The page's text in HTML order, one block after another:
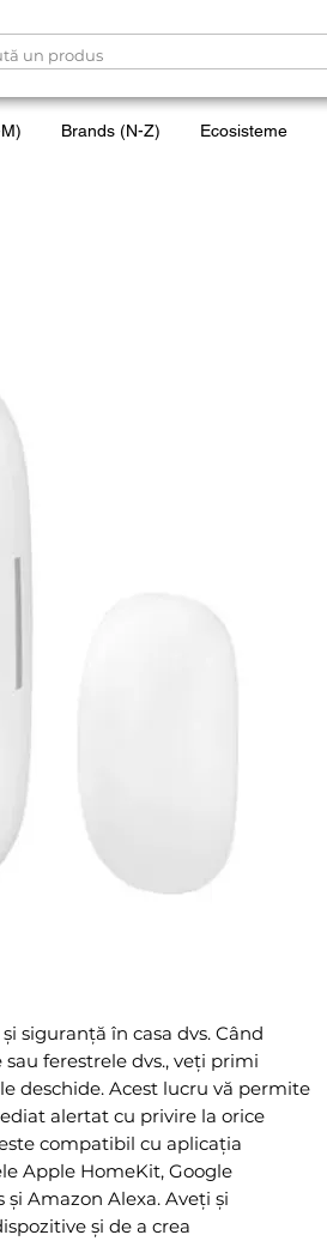
Brands (N-Z) Ecosisteme
siguranță în casa dvs. Când
ferestrele dvs., veți primi
deschide. Acest lucru vă permite
alertat cu privire la orice
compatibil cu aplicația
Apple HomeKit, Google
Amazon Alexa. Aveți și
și de a crea